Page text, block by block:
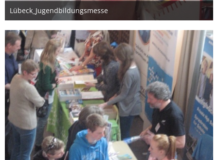
Lübeck_Jugendbildungsmesse
26. März 2012